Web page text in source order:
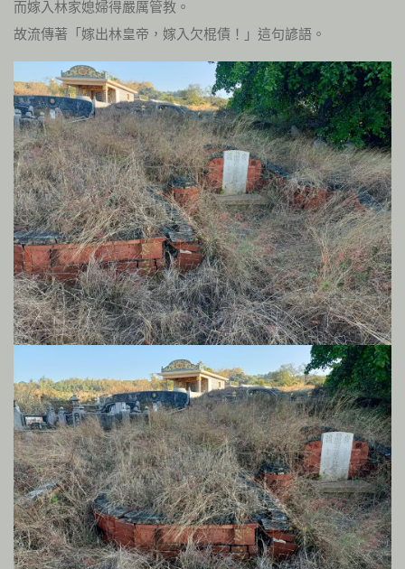
而嫁入林家媳婦得嚴厲管教。
故流傳著「嫁出林皇帝，嫁入欠棍債！」這句諺語。